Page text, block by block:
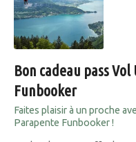
Bon cadeau pass
Funbooker
Faites plaisir à un proche
Parapente Funbooker !